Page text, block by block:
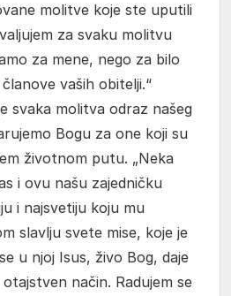
molitve koje ste uputili
za svaku molitvu
za mene, nego za bilo
vaših obitelji.“
svaka molitva odraz našeg
Bogu za one koji su
životnom putu. „Neka
i ovu našu zajedničku
i najsvetiju koju mu
slavlju svete mise, koje je
u njoj Isus, živo Bog, daje
način. Radujem se